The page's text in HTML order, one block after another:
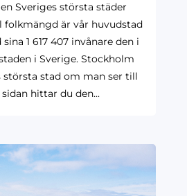
Sveriges största städer
folkmängd är vår huvudstad
1 617 407 invånare den i
i Sverige. Stockholm
största stad om man ser till
hittar du den...